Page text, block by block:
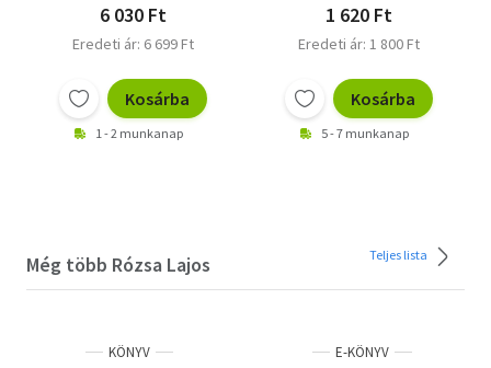
6 030 Ft
Eredeti ár: 6 699 Ft
Kosárba
1 - 2 munkanap
1 620 Ft
Eredeti ár: 1 800 Ft
Kosárba
5 - 7 munkanap
Még több Rózsa Lajos Teljes lista
KÖNYV E-KÖNYV